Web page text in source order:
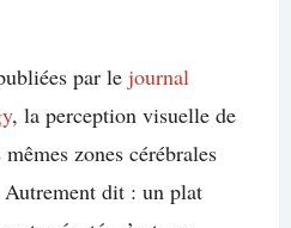
par le journal
, la perception visuelle de
zones cérébrales
dit : un plat